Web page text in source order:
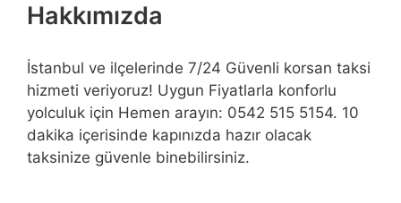
Hakkımızda
İstanbul ve ilçelerinde 7/24 Güvenli korsan taksi
hizmeti veriyoruz! Uygun Fiyatlarla konforlu
yolculuk için Hemen arayın: 0542 515 5154. 10
dakika içerisinde kapınızda hazır olacak
taksinize güvenle binebilirsiniz.